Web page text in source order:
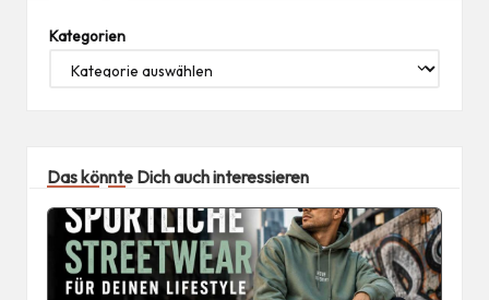
Kategorien
Das könnte Dich auch interessieren